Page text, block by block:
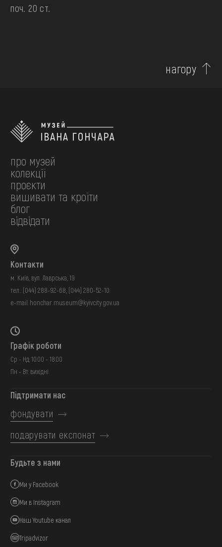
поч. 20 ст.
нагору
про музей
колекції
проєкти
вишивати та кроїти
блог
відвідати
Контакти
м. Київ, вул. Лаврська, 19
тел.: (044) 288-92-68 (044) 280-52-10
e-mail: honchar.museum@kyivcity.gov.ua
Графік роботи
Ср - Нд: 10:00 - 18:00
Пн - Вт: вихідні
Підтримати нас
фондувати
подарувати експонат
Будьте з нами
Ми у Facebook
Ми в Instagram
Наш Youtube канал
Tripadvizor